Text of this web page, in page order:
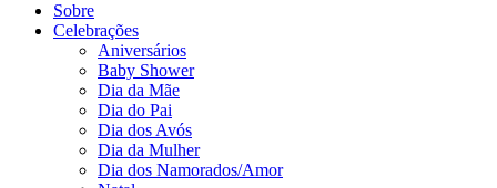
Sobre
Celebrações
Aniversários
Baby Shower
Dia da Mãe
Dia do Pai
Dia dos Avós
Dia da Mulher
Dia dos Namorados/Amor